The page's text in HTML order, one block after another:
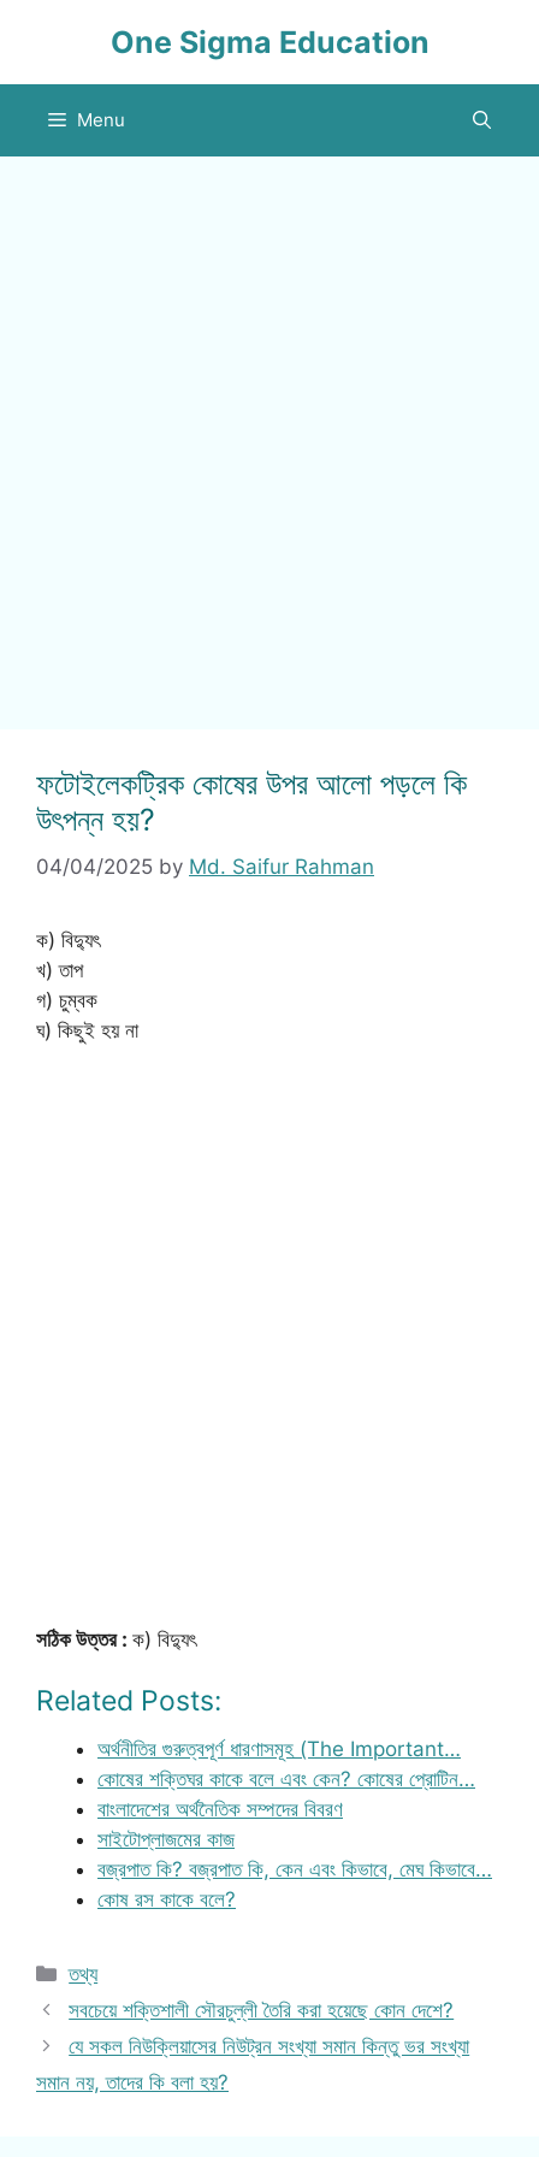
One Sigma Education
Menu
ফটোইলেকট্রিক কোষের উপর আলো পড়লে কি
উৎপন্ন হয়?
04/04/2025 by Md. Saifur Rahman
ক) বিদ্যুৎ
খ) তাপ
গ) চুম্বক
ঘ) কিছুই হয় না
সঠিক উত্তর : ক) বিদ্যুৎ
Related Posts:
অর্থনীতির গুরুত্বপূর্ণ ধারণাসমূহ (The Important…
কোষের শক্তিঘর কাকে বলে এবং কেন? কোষের প্রোটিন…
বাংলাদেশের অর্থনৈতিক সম্পদের বিবরণ
সাইটোপ্লাজমের কাজ
বজ্রপাত কি? বজ্রপাত কি, কেন এবং কিভাবে, মেঘ কিভাবে…
কোষ রস কাকে বলে?
Categories
তথ্য
সবচেয়ে শক্তিশালী সৌরচুল্লী তৈরি করা হয়েছে কোন দেশে?
যে সকল নিউক্লিয়াসের নিউট্রন সংখ্যা সমান কিন্তু ভর সংখ্যা
সমান নয়, তাদের কি বলা হয়?